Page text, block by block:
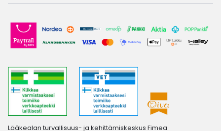
Lääkealan turvallisuus- ja kehittämiskeskus Fimea